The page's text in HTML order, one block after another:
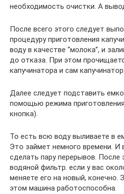
необходимость очистки. А
После всего этого следует
процедуру приготовления
воду в качестве “молока”, и
до отказа. При этом
капучинатора и сам капучинатор.
Далее следует подставить
помощью режима
кнопка).
То есть всю воду выливаете в
Это займет немного времени. И
сделать пару перерывов. После
водяной фильтр. если у вас
меняете его на новый, конечно.
этом машина работоспособна.